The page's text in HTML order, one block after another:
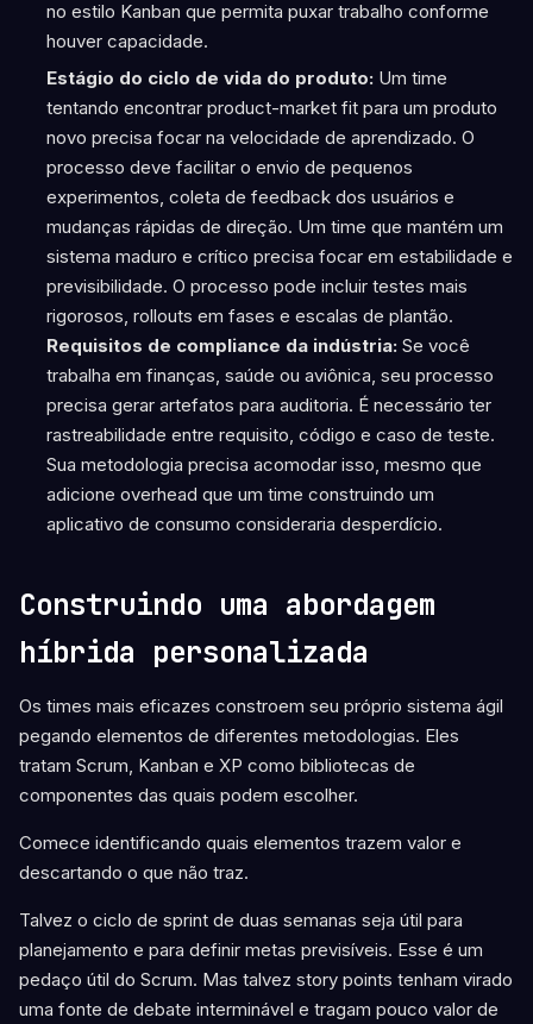
no estilo Kanban que permita puxar trabalho conforme
houver capacidade.
Estágio do ciclo de vida do produto:Um time
tentando encontrar product-market fit para um produto
novo precisa focar na velocidade de aprendizado. O
processo deve facilitar o envio de pequenos
experimentos, coleta de feedback dos usuários e
mudanças rápidas de direção. Um time que mantém um
sistema maduro e crítico precisa focar em estabilidade e
previsibilidade. O processo pode incluir testes mais
rigorosos, rollouts em fases e escalas de plantão.
Requisitos de compliance da indústria:Se você
trabalha em finanças, saúde ou aviônica, seu processo
precisa gerar artefatos para auditoria. É necessário ter
rastreabilidade entre requisito, código e caso de teste.
Sua metodologia precisa acomodar isso, mesmo que
adicione overhead que um time construindo um
aplicativo de consumo consideraria desperdício.
Construindo uma abordagem
híbrida personalizada
Os times mais eficazes constroem seu próprio sistema ágil
pegando elementos de diferentes metodologias. Eles
tratam Scrum, Kanban e XP como bibliotecas de
componentes das quais podem escolher.
Comece identificando quais elementos trazem valor e
descartando o que não traz.
Talvez o ciclo de sprint de duas semanas seja útil para
planejamento e para definir metas previsíveis. Esse é um
pedaço útil do Scrum. Mas talvez story points tenham virado
uma fonte de debate interminável e tragam pouco valor de